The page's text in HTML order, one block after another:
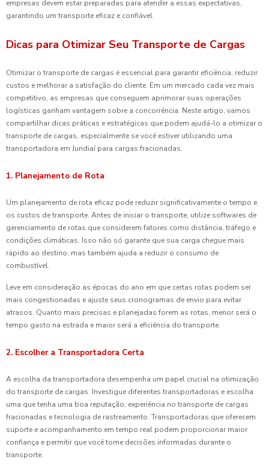
empresas devem estar preparadas para atender a essas expectativas,
garantindo um transporte eficaz e confiável.
Dicas para Otimizar Seu Transporte de Cargas
Otimizar o transporte de cargas é essencial para garantir eficiência, reduzir
custos e melhorar a satisfação do cliente. Em um mercado cada vez mais
competitivo, as empresas que conseguem aprimorar suas operações
logísticas ganham vantagem sobre a concorrência. Neste artigo, vamos
compartilhar dicas práticas e estratégicas que podem ajudá-lo a otimizar o
transporte de cargas, especialmente se você estiver utilizando uma
transportadora em Jundiaí para cargas fracionadas.
1. Planejamento de Rota
Um planejamento de rota eficaz pode reduzir significativamente o tempo e
os custos de transporte. Antes de iniciar o transporte, utilize softwares de
gerenciamento de rotas que considerem fatores como distância, tráfego e
condições climáticas. Isso não só garante que sua carga chegue mais
rápido ao destino, mas também ajuda a reduzir o consumo de
combustível.
Leve em consideração as épocas do ano em que certas rotas podem ser
mais congestionadas e ajuste seus cronogramas de envio para evitar
atrasos. Quanto mais precisas e planejadas forem as rotas, menor será o
tempo gasto na estrada e maior será a eficiência do transporte.
2. Escolher a Transportadora Certa
A escolha da transportadora desempenha um papel crucial na otimização
do transporte de cargas. Investigue diferentes transportadoras e escolha
uma que tenha uma boa reputação, experiência no transporte de cargas
fracionadas e tecnologia de rastreamento. Transportadoras que oferecem
suporte e acompanhamento em tempo real podem proporcionar maior
confiança e permitir que você tome decisões informadas durante o
transporte.